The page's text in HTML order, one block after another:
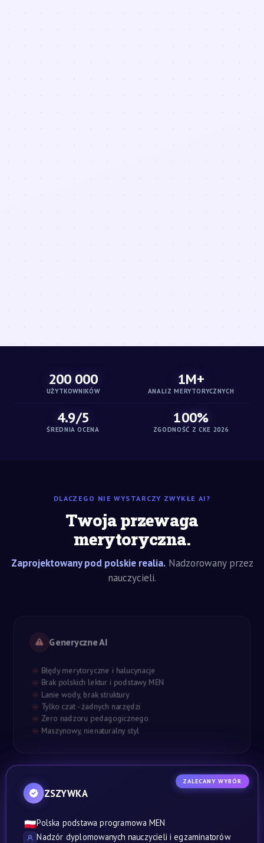
200 000
UŻYTKOWNIKÓW
1M+
ANALIZ MERYTORYCZNYCH
4.9/5
ŚREDNIA OCENA
100%
ZGODNOŚĆ Z CKE 2026
DLACZEGO NIE WYSTARCZY ZWYKŁE AI?
Twoja przewaga
merytoryczna.
Zaprojektowany pod polskie realia.Nadzorowany przez
nauczycieli.
Generyczne AI
Błędy merytoryczne i halucynacje
Brak polskich lektur i podstawy MEN
Lanie wody, brak struktury
Tylko czat - żadnych narzędzi
Zero nadzoru pedagogicznego
Maszynowy, nienaturalny styl
ZALECANY WYBÓR
ZSZYWKA
🇵🇱Polska podstawa programowa MEN
Nadzór dyplomowanych nauczycieli i egzaminatorów